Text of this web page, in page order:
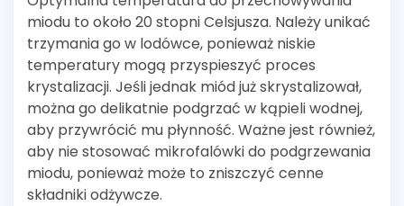
miodu to około 20 stopni Celsjusza. Należy unikać
trzymania go w lodówce, ponieważ niskie
temperatury mogą przyspieszyć proces
krystalizacji. Jeśli jednak miód już skrystalizował,
można go delikatnie podgrzać w kąpieli wodnej,
aby przywrócić mu płynność. Ważne jest również,
aby nie stosować mikrofalówki do podgrzewania
miodu, ponieważ może to zniszczyć cenne
składniki odżywcze.